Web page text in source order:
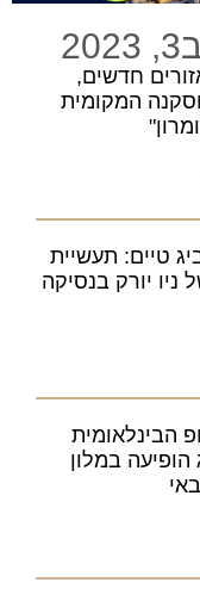
חדשים,
המקומית
טיים: תעשיית
ניו יורק בנסיקה
הבינלאומית
הופיעה במלון